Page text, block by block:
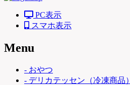
PC表示
スマホ表示
Menu
- おやつ
- デリカテッセン（冷凍商品）